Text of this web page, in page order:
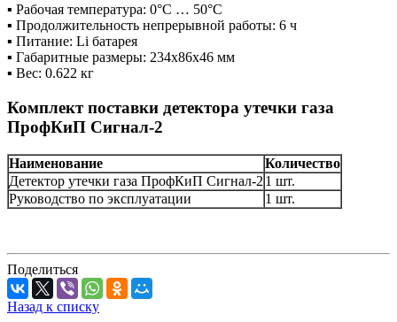
▪ Рабочая температура: 0°С … 50°С
▪ Продолжительность непрерывной работы: 6 ч
▪ Питание: Li батарея
▪ Габаритные размеры: 234х86х46 мм
▪ Вес: 0.622 кг
Комплект поставки детектора утечки газа
ПрофКиП Сигнал-2
Наименование
Количество
Детектор утечки газа ПрофКиП Сигнал-2 1 шт.
Руководство по эксплуатации
1 шт.
Поделиться
Назад к списку